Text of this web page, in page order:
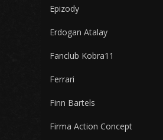
Epizody
Erdogan Atalay
Fanclub Kobra11
Ferrari
Finn Bartels
Firma Action Concept